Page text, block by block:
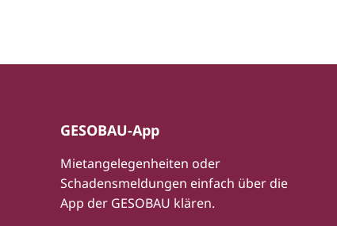
GESOBAU-App
Mietangelegenheiten oder
Schadensmeldungen einfach über die
App der GESOBAU klären.